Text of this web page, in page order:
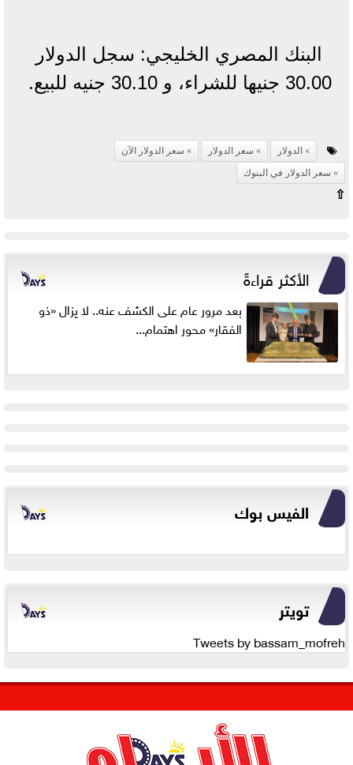
البنك المصري الخليجي: سجل الدولار
30.00 جنيها للشراء، و 30.10 جنيه للبيع.
الدولار سعر الدولار
سعر الدولار الآن
سعر الدولار في البنوك
⇧
الأكثر قراءةً
بعد مرور عام على الكشف عنه.. لا يزال «ذو
الفقار» محور اهتمام...
الفيس بوك
تويتر
Tweets by bassam_mofreh